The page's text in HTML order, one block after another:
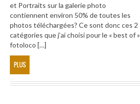
et Portraits sur la galerie photo
contiennent environ 50% de toutes les
photos téléchargées? Ce sont donc ces 2
catégories que j’ai choisi pour le « best of »
fotoloco […]
PLUS